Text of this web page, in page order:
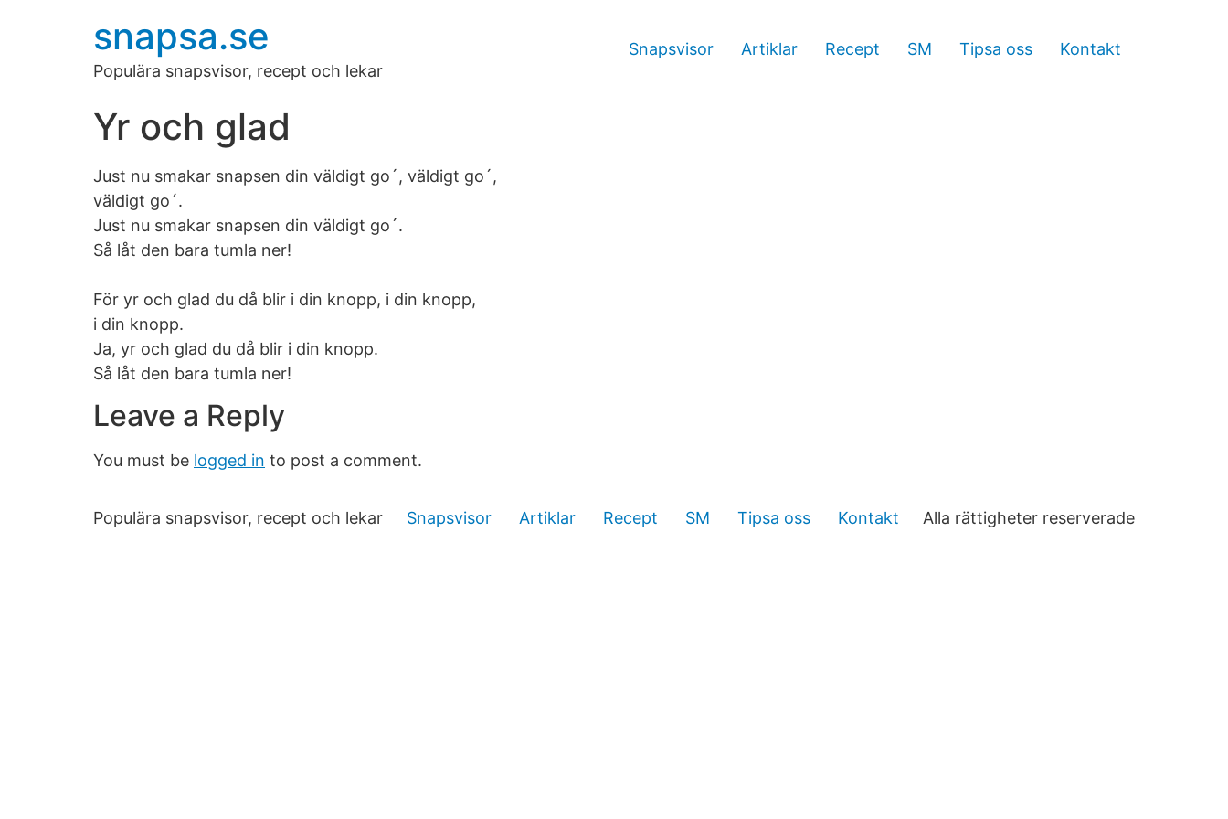
snapsa.se
Populära snapsvisor, recept och lekar
Snapsvisor Artiklar Recept SM Tipsa oss Kontakt
Yr och glad
Just nu smakar snapsen din väldigt go´, väldigt go´,
väldigt go´.
Just nu smakar snapsen din väldigt go´.
Så låt den bara tumla ner!
För yr och glad du då blir i din knopp, i din knopp,
i din knopp.
Ja, yr och glad du då blir i din knopp.
Så låt den bara tumla ner!
Leave a Reply
You must be logged in to post a comment.
Populära snapsvisor, recept och lekar Snapsvisor Artiklar Recept SM Tipsa oss Kontakt Alla rättigheter reserverade